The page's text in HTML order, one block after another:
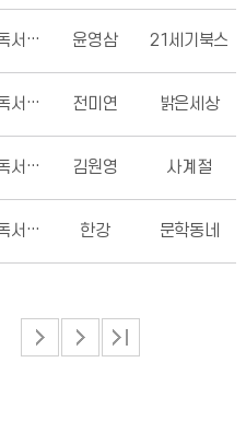
2013 독서경진대회 윤영삼 21세기북스
2013 독서경진대회 전미연 밝은세상
2025 독서경진대회 김원영 사계절
2025 독서경진대회 한강 문학동네